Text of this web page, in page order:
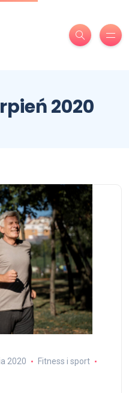
2020
2020
Fitness i sport